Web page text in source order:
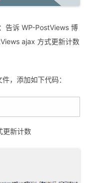
告诉 WP-PostViews 博
ajax 方式更新计数
，添加如下代码：
更新计数